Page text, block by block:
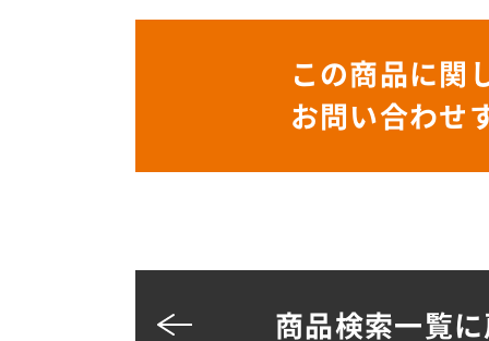
この商品に関
お問い合わせ
商品検索一覧